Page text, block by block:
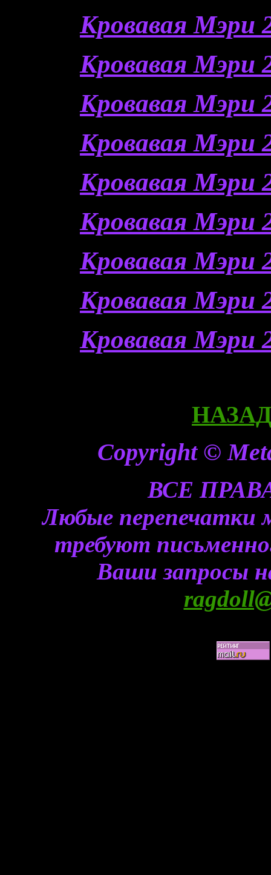
Кровавая Мэри
Кровавая Мэри
Кровавая Мэри
Кровавая Мэри
Кровавая Мэри
Кровавая Мэри
Кровавая Мэри
Кровавая Мэри
Кровавая Мэри
НАЗАД
Copyright ©
ВСЕ
Любые перепечатки
требуют
Ваши запросы